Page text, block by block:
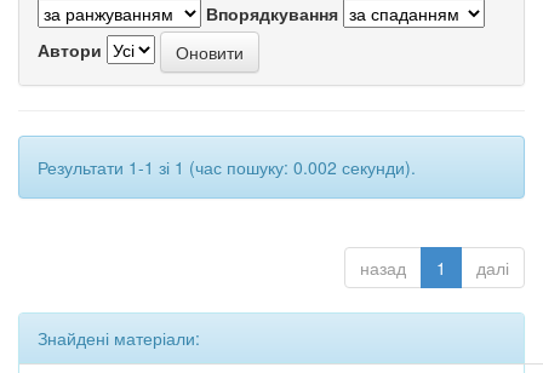
Впорядкування
Автори
Результати 1-1 зі 1 (час пошуку: 0.002 секунди).
назад 1 далі
Знайдені матеріали: